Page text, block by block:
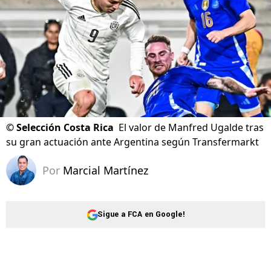
©Selección Costa Rica El valor de Manfred Ugalde tras
su gran actuación ante Argentina según Transfermarkt
Por Marcial Martínez
Sigue a FCA en Google!